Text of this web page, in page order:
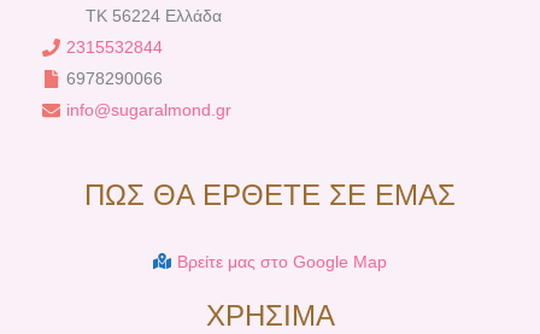
TK 56224 Ελλάδα
2315532844
6978290066
info@sugaralmond.gr
ΠΩΣ ΘΑ ΕΡΘΕΤΕ ΣΕ ΕΜΑΣ
Βρείτε μας στο Google Map
ΧΡΗΣΙΜΑ